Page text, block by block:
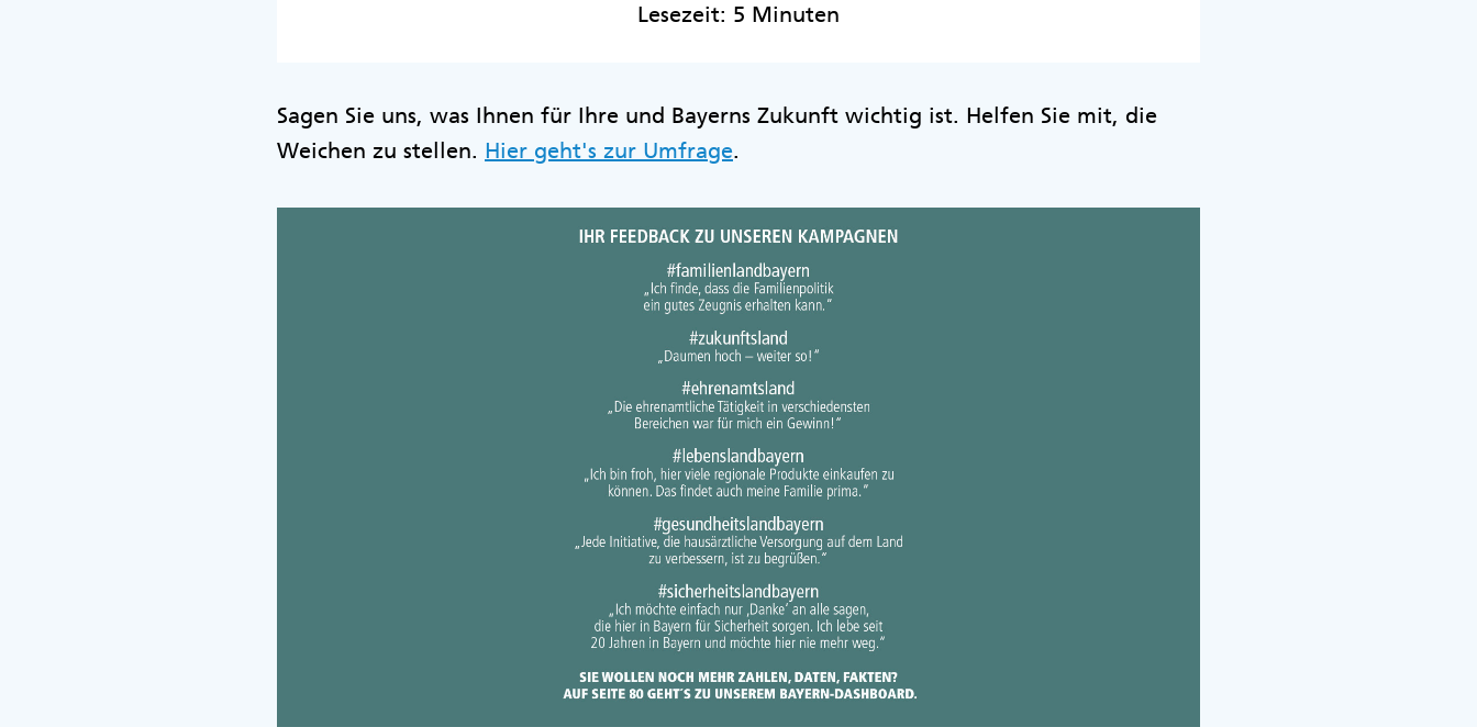
Lesezeit: 5 Minuten
Sagen Sie uns, was Ihnen für Ihre und Bayerns Zukunft wichtig ist. Helfen Sie mit, die
Weichen zu stellen. Hier geht's zur Umfrage.